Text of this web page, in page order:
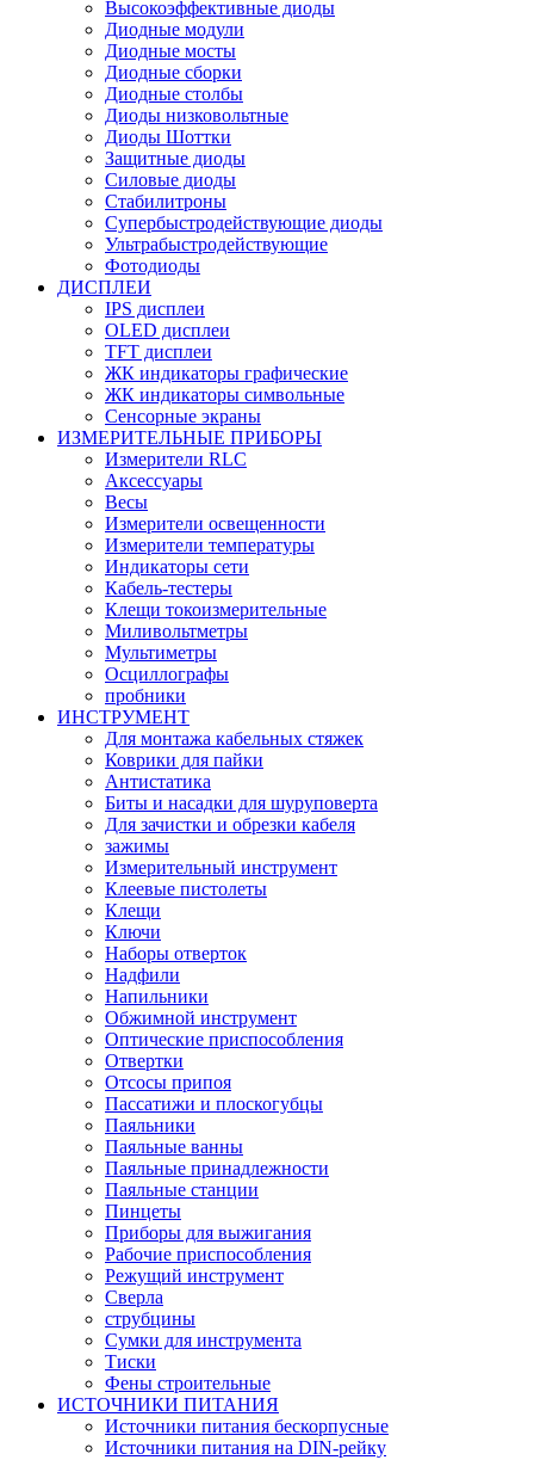
Высокоэффективные диоды
Диодные модули
Диодные мосты
Диодные сборки
Диодные столбы
Диоды низковольтные
Диоды Шоттки
Защитные диоды
Силовые диоды
Стабилитроны
Супербыстродействующие диоды
Ультрабыстродействующие
Фотодиоды
ДИСПЛЕИ
IPS дисплеи
OLED дисплеи
TFT дисплеи
ЖК индикаторы графические
ЖК индикаторы символьные
Сенсорные экраны
ИЗМЕРИТЕЛЬНЫЕ ПРИБОРЫ
Измерители RLC
Аксессуары
Весы
Измерители освещенности
Измерители температуры
Индикаторы сети
Кабель-тестеры
Клещи токоизмерительные
Миливольтметры
Мультиметры
Осциллографы
пробники
ИНСТРУМЕНТ
Для монтажа кабельных стяжек
Коврики для пайки
Антистатика
Биты и насадки для шуруповерта
Для зачистки и обрезки кабеля
зажимы
Измерительный инструмент
Клеевые пистолеты
Клещи
Ключи
Наборы отверток
Надфили
Напильники
Обжимной инструмент
Оптические приспособления
Отвертки
Отсосы припоя
Пассатижи и плоскогубцы
Паяльники
Паяльные ванны
Паяльные принадлежности
Паяльные станции
Пинцеты
Приборы для выжигания
Рабочие приспособления
Режущий инструмент
Сверла
струбцины
Сумки для инструмента
Тиски
Фены строительные
ИСТОЧНИКИ ПИТАНИЯ
Источники питания бескорпусные
Источники питания на DIN-рейку